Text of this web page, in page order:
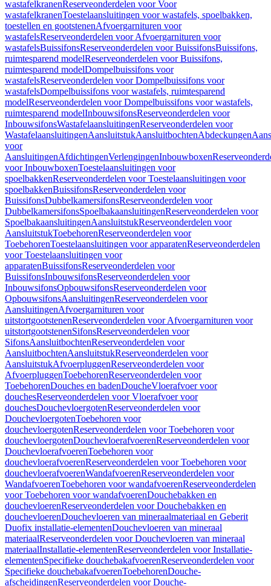
wastafelkranenReserveonderdelen voor Voor
wastafelkranenToestelaansluitingen voor wastafels, spoelbakken,
toestellen en gootstenenAfvoergarnituren voor
wastafelsReserveonderdelen voor Afvoergarnituren voor
wastafelsBuissifonsReserveonderdelen voor BuissifonsBuissifons,
ruimtesparend modelReserveonderdelen voor Buissifons,
ruimtesparend modelDompelbuissifons voor
wastafelsReserveonderdelen voor Dompelbuissifons voor
wastafelsDompelbuissifons voor wastafels, ruimtesparend
modelReserveonderdelen voor Dompelbuissifons voor wastafels,
ruimtesparend modelInbouwsifonsReserveonderdelen voor
InbouwsifonsWastafelaansluitingenReserveonderdelen voor
WastafelaansluitingenAansluitstukAansluitbochtenAbdeckungen
voor
AansluitingenAfdichtingenVerlengingenInbouwboxen
voor InbouwboxenToestelaansluitingen voor
spoelbakkenReserveonderdelen voor Toestelaansluitingen voor
spoelbakkenBuissifonsReserveonderdelen voor
BuissifonsDubbelkamersifonsReserveonderdelen voor
DubbelkamersifonsSpoelbakaansluitingenReserveonderdelen voor
SpoelbakaansluitingenAansluitstukReserveonderdelen voor
AansluitstukToebehorenReserveonderdelen voor
ToebehorenToestelaansluitingen voor apparatenReserveonderdelen
voor Toestelaansluitingen voor
apparatenBuissifonsReserveonderdelen voor
BuissifonsInbouwsifonsReserveonderdelen voor
InbouwsifonsOpbouwsifonsReserveonderdelen voor
OpbouwsifonsAansluitingenReserveonderdelen voor
AansluitingenAfvoergarnituren voor
uitstortgootstenenReserveonderdelen voor Afvoergarnituren voor
uitstortgootstenenSifonsReserveonderdelen voor
SifonsAansluitbochtenReserveonderdelen voor
AansluitbochtenAansluitstukReserveonderdelen voor
AansluitstukAfvoerpluggenReserveonderdelen voor
AfvoerpluggenToebehorenReserveonderdelen voor
ToebehorenDouches en badenDoucheVloerafvoer voor
douchesReserveonderdelen voor Vloerafvoer voor
douchesDouchevloergotenReserveonderdelen voor
DouchevloergotenToebehoren voor
douchevloergotenReserveonderdelen voor Toebehoren voor
douchevloergotenDouchevloerafvoerenReserveonderdelen voor
DouchevloerafvoerenToebehoren voor
douchevloerafvoerenReserveonderdelen voor Toebehoren voor
douchevloerafvoerenWandafvoerenReserveonderdelen voor
WandafvoerenToebehoren voor wandafvoerenReserveonderdelen
voor Toebehoren voor wandafvoerenDouchebakken en
douchevloerenReserveonderdelen voor Douchebakken en
douchevloerenDouchevloeren van mineraalmateriaal en Geberit
Duofix installatie-elementenDouchevloeren van mineraal
materiaalReserveonderdelen voor Douchevloeren van mineraal
materiaalInstallatie-elementenReserveonderdelen voor Installatie-
elementenSpecifieke douchebakafvoerenReserveonderdelen voor
Specifieke douchebakafvoerenToebehorenDouche-
afscheidingenReserveonderdelen voor Douche-